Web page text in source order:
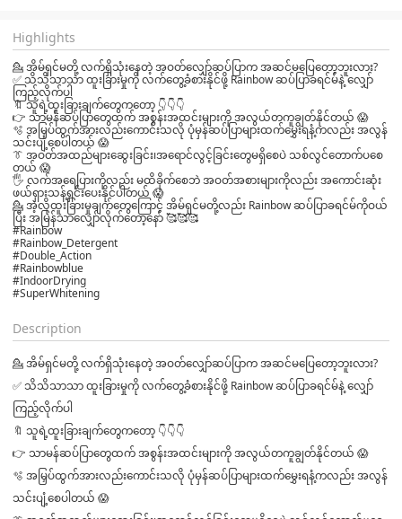
Highlights
💁 အိမ်ရှင်မတို့ လက်ရှိသုံးနေတဲ့ အဝတ်လျှော်ဆပ်ပြာက အဆင်မပြေတော့ဘူးလား?
✅ သိသိသာသာ ထူးခြားမှုကို လက်တွေ့ခံစားနိုင်ဖို့ Rainbow ဆပ်ပြာခရင်မ်နဲ့ လျှော်
ကြည့်လိုက်ပါ
🔖 သူရဲ့ထူးခြားချက်တွေကတော့ 👇👇👇
👉 သာမန်ဆပ်ပြာတွေထက် အစွန်းအထင်းများကို အလွယ်တကူချွတ်နိုင်တယ် 😱
🫧 အမြှပ်ထွက်အားလည်းကောင်းသလို ပုံမှန်ဆပ်ပြာများထက်မွှေးရနံ့ကလည်း အလွန်
သင်းပျံ့စေပါတယ် 😱
👔 အဝတ်အထည်များဆွေးခြင်း၊အရောင်လွင့်ခြင်းတွေမရှိစေပဲ သစ်လွင်တောက်ပစေ
တယ် 😱
🖐 လက်အရေပြားကိုလည်း မထိခိုက်စေဘဲ အဝတ်အစားများကိုလည်း အကောင်းဆုံး
ဖယ်ရှားသန့်ရှင်းပေးနိုင်ပါတယ် 😱
💁 အဲ့လိုထူးခြားမှုချက်တွေကြောင့် အိမ်ရှင်မတို့လည်း Rainbow ဆပ်ပြာခရင်မ်ကိုဝယ်
ပြီး အမြန်သာလျှော်လိုက်တော့နော် 🥰🥰🥰
#Rainbow
#Rainbow_Detergent
#Double_Action
#Rainbowblue
#IndoorDrying
#SuperWhitening
Description
💁 အိမ်ရှင်မတို့ လက်ရှိသုံးနေတဲ့ အဝတ်လျှော်ဆပ်ပြာက အဆင်မပြေတော့ဘူးလား?
✅ သိသိသာသာ ထူးခြားမှုကို လက်တွေ့ခံစားနိုင်ဖို့ Rainbow ဆပ်ပြာခရင်မ်နဲ့ လျှော်
ကြည့်လိုက်ပါ
🔖 သူရဲ့ထူးခြားချက်တွေကတော့ 👇👇👇
👉 သာမန်ဆပ်ပြာတွေထက် အစွန်းအထင်းများကို အလွယ်တကူချွတ်နိုင်တယ် 😱
🫧 အမြှပ်ထွက်အားလည်းကောင်းသလို ပုံမှန်ဆပ်ပြာများထက်မွှေးရနံ့ကလည်း အလွန်
သင်းပျံ့စေပါတယ် 😱